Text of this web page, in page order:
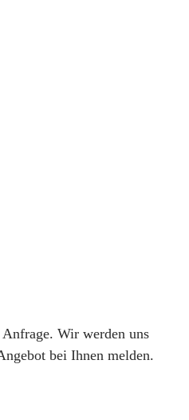
Wir werden uns
bei Ihnen melden.